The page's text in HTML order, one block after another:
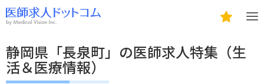
静岡県「長泉町」の医師求人特集（生
活＆医療情報）